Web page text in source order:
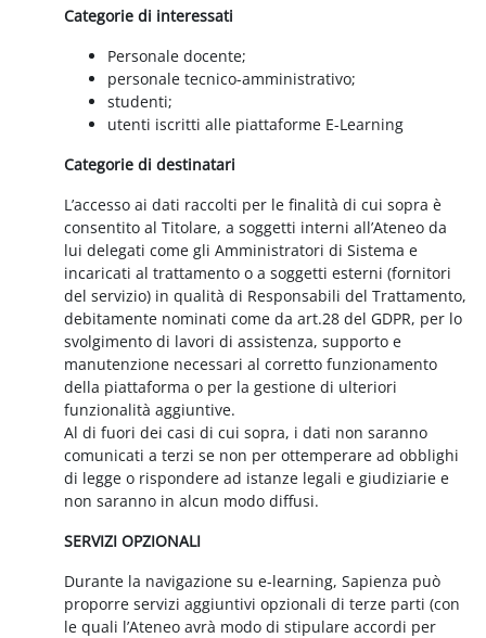
Categorie di interessati
Personale docente;
personale tecnico-amministrativo;
studenti;
utenti iscritti alle piattaforme E-Learning
Categorie di destinatari
L’accesso ai dati raccolti per le finalità di cui sopra è
consentito al Titolare, a soggetti interni all’Ateneo da
lui delegati come gli Amministratori di Sistema e
incaricati al trattamento o a soggetti esterni (fornitori
del servizio) in qualità di Responsabili del Trattamento,
debitamente nominati come da art.28 del GDPR, per lo
svolgimento di lavori di assistenza, supporto e
manutenzione necessari al corretto funzionamento
della piattaforma o per la gestione di ulteriori
funzionalità aggiuntive.
Al di fuori dei casi di cui sopra, i dati non saranno
comunicati a terzi se non per ottemperare ad obblighi
di legge o rispondere ad istanze legali e giudiziarie e
non saranno in alcun modo diffusi.
SERVIZI OPZIONALI
Durante la navigazione su e-learning, Sapienza può
proporre servizi aggiuntivi opzionali di terze parti (con
le quali l’Ateneo avrà modo di stipulare accordi per